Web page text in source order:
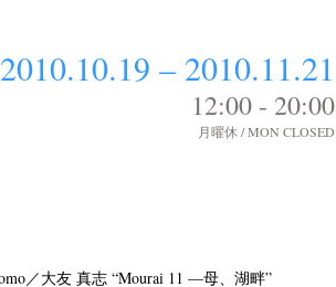
2010.10.19 – 2010.11.21
12:00 - 20:00
月曜休 / MON CLOSED